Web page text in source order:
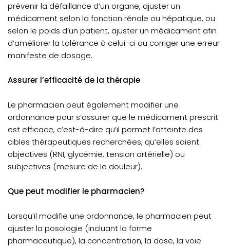
prévenir la défaillance d’un organe, ajuster un
médicament selon la fonction rénale ou hépatique, ou
selon le poids d’un patient, ajuster un médicament afin
d’améliorer la tolérance à celui-ci ou corriger une erreur
manifeste de dosage.
Assurer l’efficacité de la thérapie
Le pharmacien peut également modifier une
ordonnance pour s’assurer que le médicament prescrit
est efficace, c’est-à-dire qu’il permet l’atteinte des
cibles thérapeutiques recherchées, qu’elles soient
objectives (RNI, glycémie, tension artérielle) ou
subjectives (mesure de la douleur).
Que peut modifier le pharmacien?
Lorsqu’il modifie une ordonnance, le pharmacien peut
ajuster la posologie (incluant la forme
pharmaceutique), la concentration, la dose, la voie